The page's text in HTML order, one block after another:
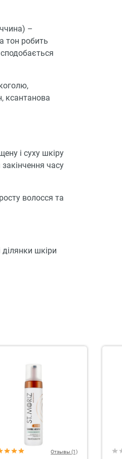
–
тон робить
ксантанова
і суху шкіру
часу
волосся та
шкіри
Отзывы (1)